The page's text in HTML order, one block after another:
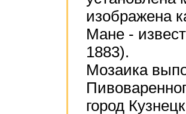
изображена
Мане -
1883).
Мозаика
город